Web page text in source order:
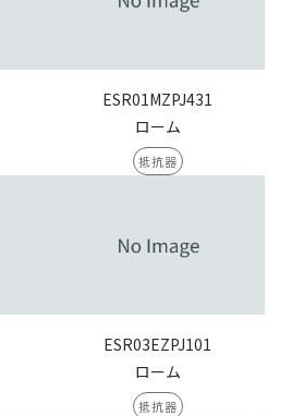
ESR01MZPJ431
ローム
抵抗器
ESR03EZPJ101
ローム
抵抗器